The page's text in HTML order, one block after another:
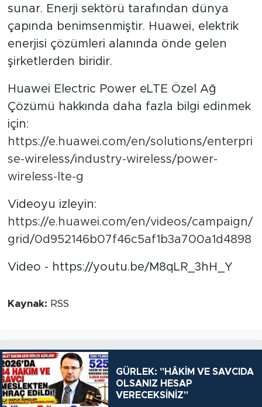
sunar. Enerji sektörü tarafından dünya
çapında benimsenmiştir. Huawei, elektrik
enerjisi çözümleri alanında önde gelen
şirketlerden biridir.
Huawei Electric Power eLTE Özel Ağ
Çözümü hakkında daha fazla bilgi edinmek
için:
https://e.huawei.com/en/solutions/enterpri
se-wireless/industry-wireless/power-
wireless-lte-g
Videoyu izleyin:
https://e.huawei.com/en/videos/campaign/
grid/0d952146b07f46c5af1b3a700a1d4898
Video - https://youtu.be/M8qLR_3hH_Y
Kaynak: RSS
GÜRLEK: "HÂKİM VE SAVCIDA
OLSANIZ HESAP
VERECEKSİNİZ"